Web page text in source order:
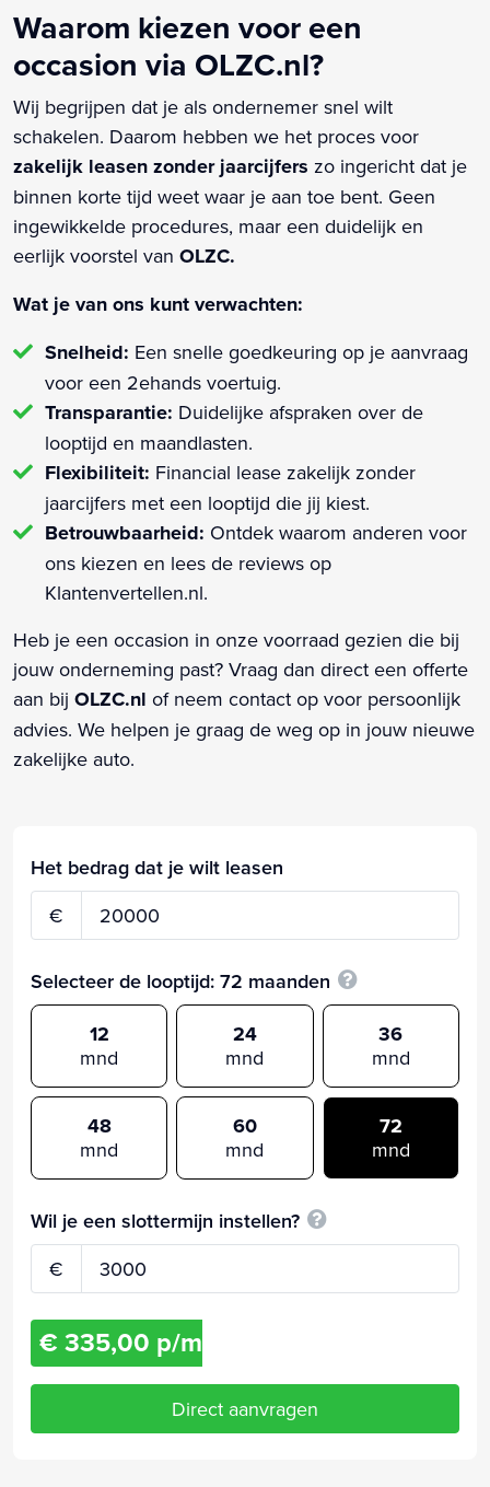
Waarom kiezen voor een
occasion via OLZC.nl?
Wij begrijpen dat je als ondernemer snel wilt
schakelen. Daarom hebben we het proces voor
zakelijk leasen zonder jaarcijfers zo ingericht dat je
binnen korte tijd weet waar je aan toe bent. Geen
ingewikkelde procedures, maar een duidelijk en
eerlijk voorstel van OLZC.
Wat je van ons kunt verwachten:
Snelheid: Een snelle goedkeuring op je aanvraag
voor een 2ehands voertuig.
Transparantie: Duidelijke afspraken over de
looptijd en maandlasten.
Flexibiliteit: Financial lease zakelijk zonder
jaarcijfers met een looptijd die jij kiest.
Betrouwbaarheid: Ontdek waarom anderen voor
ons kiezen en lees de reviews op
Klantenvertellen.nl.
Heb je een occasion in onze voorraad gezien die bij
jouw onderneming past? Vraag dan direct een offerte
aan bij OLZC.nl of neem contact op voor persoonlijk
advies. We helpen je graag de weg op in jouw nieuwe
zakelijke auto.
Het bedrag dat je wilt leasen
€
Selecteer de looptijd: 72 maanden
12
mnd
24
mnd
36
mnd
48
mnd
60
mnd
72
mnd
Wil je een slottermijn instellen?
€
€ 335,00 p/m
Direct aanvragen